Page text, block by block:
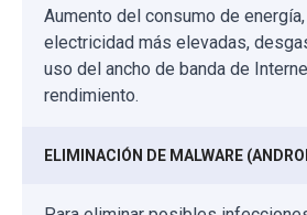
Aumento del consumo de
electricidad más elevadas,
uso del ancho de banda de
rendimiento.
ELIMINACIÓN DE MALWARE